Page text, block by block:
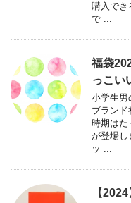
購入でき
で ...
福袋
っこい
小学生男
ブランド
時期はた
が登場し
ッ ...
【